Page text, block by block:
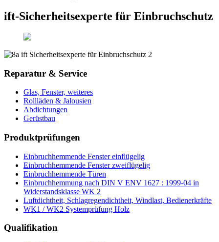
ift-Sicherheitsexperte für Einbruchschutz
Reparatur & Service
Glas, Fenster, weiteres
Rollläden & Jalousien
Abdichtungen
Gerüstbau
Produktprüfungen
Einbruchhemmende Fenster einflügelig
Einbruchhemmende Fenster zweiflügelig
Einbruchhemmende Türen
Einbruchhemmung nach DIN V ENV 1627 : 1999-04 in
Widerstandsklasse WK 2
Luftdichtheit, Schlagregendichtheit, Windlast, Bedienerkräfte
WK1 / WK2 Systemprüfung Holz
Qualifikation